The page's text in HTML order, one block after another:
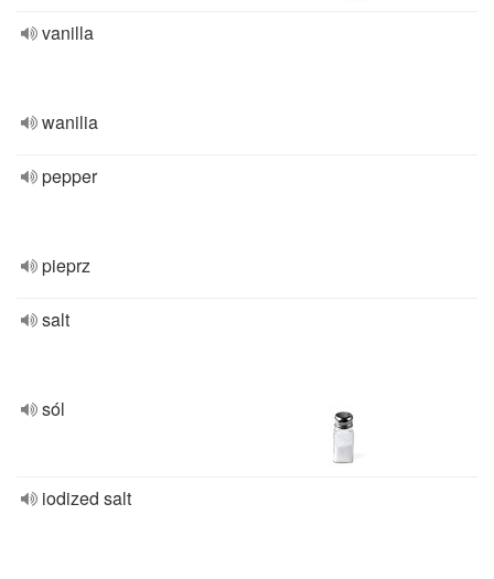
vanilla
wanilia
pepper
pieprz
salt
sól
iodized salt